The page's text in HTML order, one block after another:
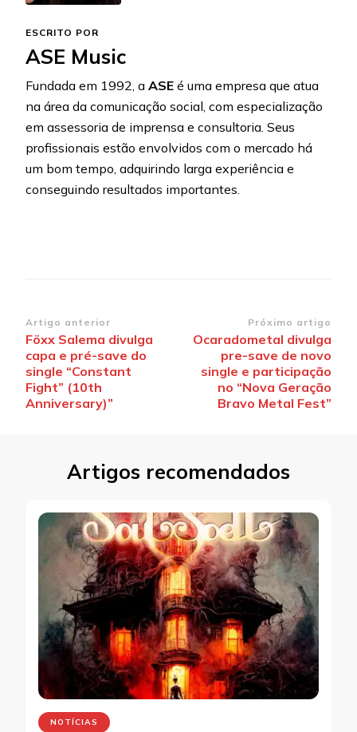
ESCRITO POR
ASE Music
Fundada em 1992, a ASE é uma empresa que atua
na área da comunicação social, com especialização
em assessoria de imprensa e consultoria. Seus
profissionais estão envolvidos com o mercado há
um bom tempo, adquirindo larga experiência e
conseguindo resultados importantes.
Navegação
de
post
Artigo anterior
Föxx Salema divulga
capa e pré-save do
single “Constant
Fight” (10th
Anniversary)”
Próximo artigo
Ocaradometal divulga
pre-save de novo
single e participação
no “Nova Geração
Bravo Metal Fest”
Artigos recomendados
NOTÍCIAS